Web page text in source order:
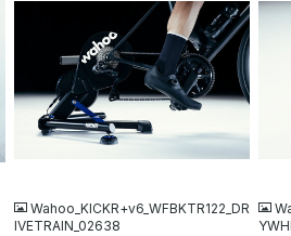
Wahoo_KICKR+v6_WFBKTR122_DR
IVETRAIN_02638